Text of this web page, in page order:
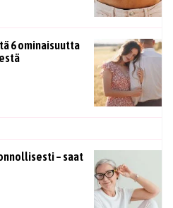
6 ominaisuutta
– saat